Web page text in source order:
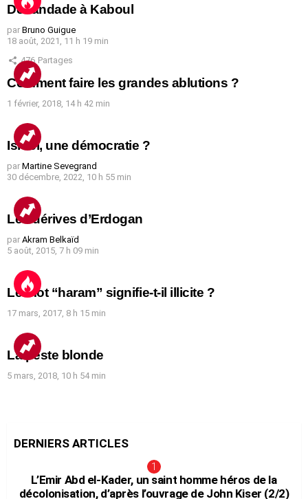
Débandade à Kaboul
par Bruno Guigue
18 août, 2021, 11 h 19 min
476 Partages
Comment faire les grandes ablutions ?
1 février, 2018, 14 h 42 min
Israël, une démocratie ?
par Martine Sevegrand
30 décembre, 2022, 10 h 55 min
Les dérives d’Erdogan
par Akram Belkaïd
5 août, 2015, 7 h 09 min
Le mot “haram” signifie-t-il illicite ?
17 mars, 2017, 8 h 15 min
La peste blonde
5 mars, 2018, 10 h 54 min
DERNIERS ARTICLES
L’Emir Abd el-Kader, un saint homme héros de la
décolonisation, d’après l’ouvrage de John Kiser (2/2)